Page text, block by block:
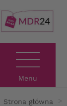
Menu
Strona główna